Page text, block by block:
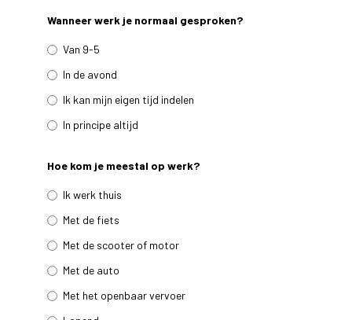
Wanneer werk je normaal gesproken?
Van 9-5
In de avond
Ik kan mijn eigen tijd indelen
In principe altijd
Hoe kom je meestal op werk?
Ik werk thuis
Met de fiets
Met de scooter of motor
Met de auto
Met het openbaar vervoer